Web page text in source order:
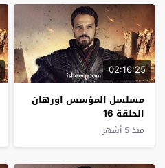
02:16:25
مسلسل المؤسس اورهان
الحلقة 16
منذ 5 أشهر